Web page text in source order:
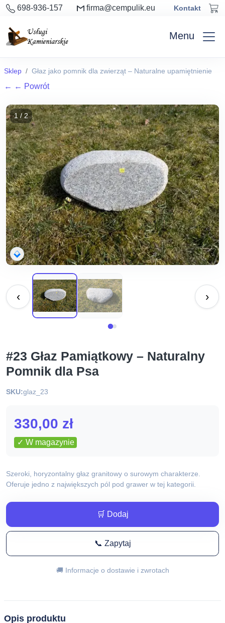
698-936-157 firma@cempulik.eu Kontakt
Menu
Sklep Głaz jako pomnik dla zwierząt – Naturalne upamiętnienie
← ← Powrót
1 / 2
‹ ›
#23 Głaz Pamiątkowy – Naturalny
Pomnik dla Psa
SKU:glaz_23
330,00 zł
✓ W magazynie
Szeroki, horyzontalny głaz granitowy o surowym charakterze.
Oferuje jedno z największych pól pod grawer w tej kategorii.
🛒 Dodaj
📞 Zapytaj
🚚 Informacje o dostawie i zwrotach
Opis produktu